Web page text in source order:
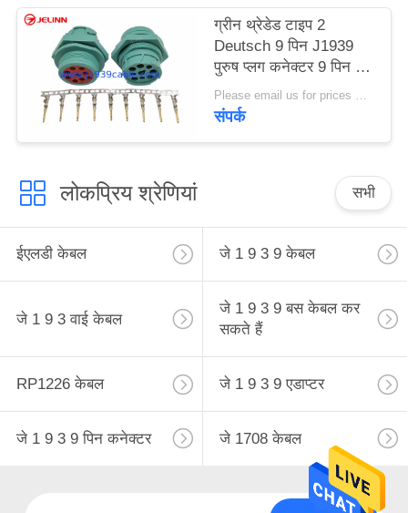
ग्रीन थ्रेडेड टाइप 2
Deutsch 9 पिन J1939
पुरुष प्लग कनेक्टर 9 पिन के
साथ
Please email us for prices MOQ:100 पीसी
संपर्क
लोकप्रिय श्रेणियां सभी
ईएलडी केबल जे 1 9 3 9 केबल
जे 1 9 3 वाई केबल
जे 1 9 3 9 बस केबल कर
सकते हैं
RP1226 केबल जे 1 9 3 9 एडाप्टर
जे 1 9 3 9 पिन कनेक्टर जे 1708 केबल